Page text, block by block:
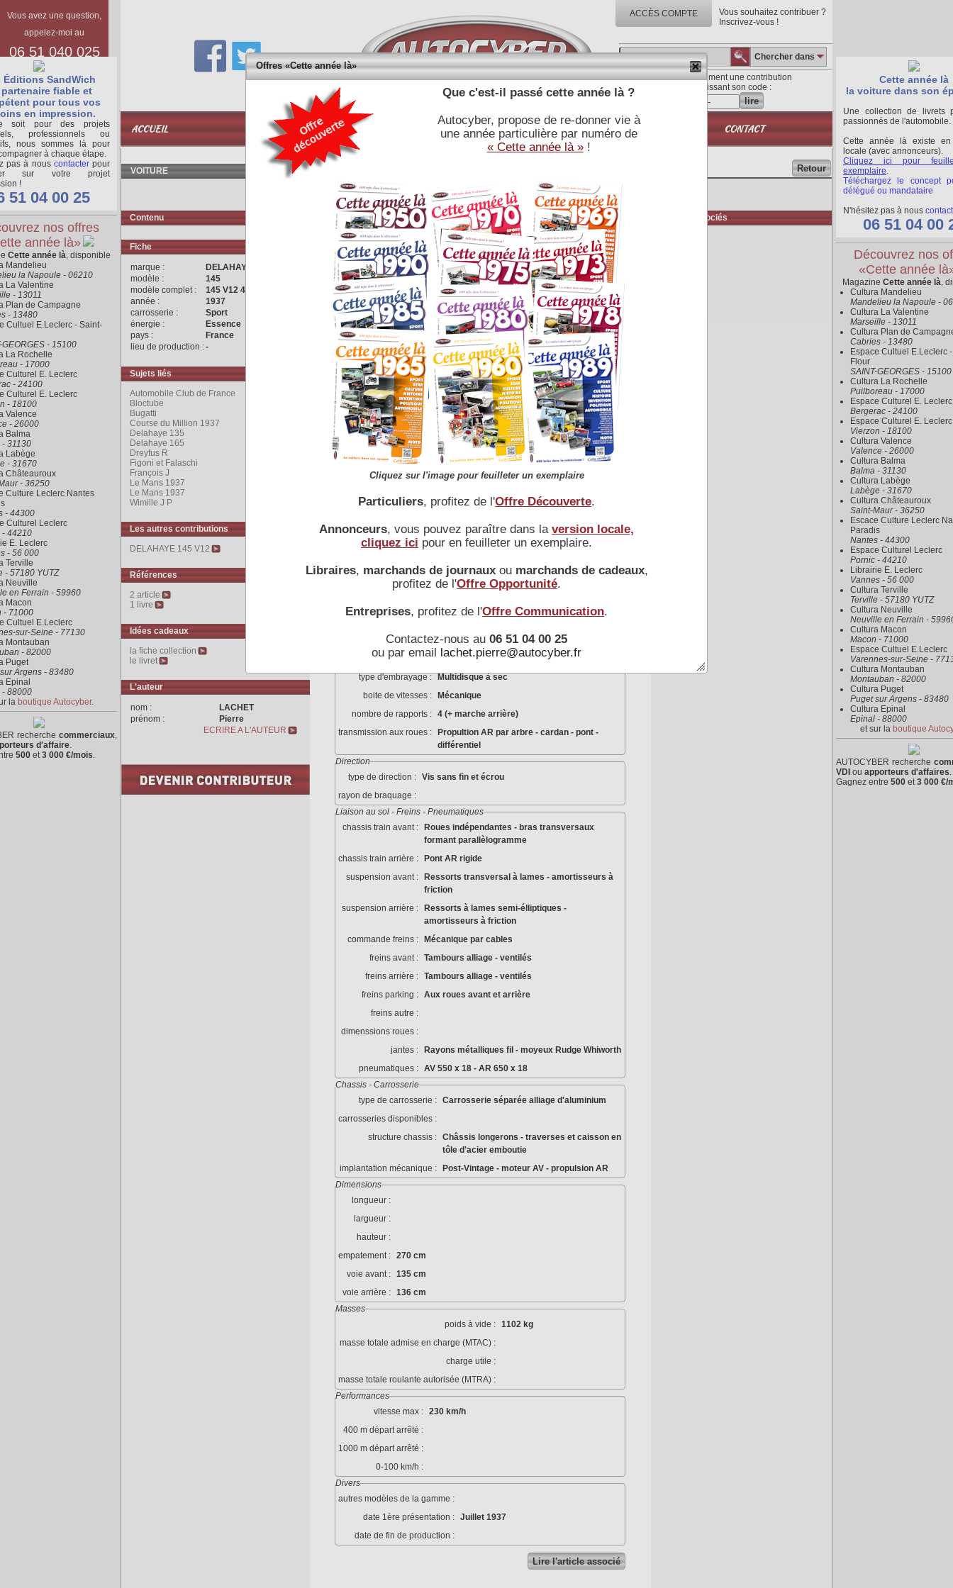
ACCÈS COMPTE
Vous souhaitez contribuer ?
Inscrivez-vous !
Chercher dans
Lisez directement une contribution
en saisissant son code :
lire
ACCUEIL
BASE
DOCUMENTAIRE
RÉFÉRENCES
JOURNALISTIQUES
BOUTIQUE CONTACT
Vous avez une question,
appelez-moi au
06 51 040 025
VOITURE Retour
Contenu
Fiche
marque :
DELAHAYE
modèle :
145
modèle complet :
145 V12 4496 cm3
année :
1937
carrosserie :
Sport
énergie :
Essence
pays :
France
lieu de production :-
Sujets liés
Automobile Club de France
Bloctube
Bugatti
Course du Million 1937
Delahaye 135
Delahaye 165
Dreyfus R
Figoni et Falaschi
François J
Le Mans 1937
Le Mans 1937
Wimille J P
Les autres contributions
DELAHAYE 145 V12
Références
2 article
1 livre
Idées cadeaux
la fiche collection
le livret
L'auteur
nom :
LACHET
prénom :
Pierre
ECRIRE A L'AUTEUR
DELAHAYE 145 V12 4496 cm3 1937 : fiche technique
Lire l'article associé
Moteur
type :
nb cylindres et type :
12 cylindres en V à 60°
position :
Longitudinal AV
cylindrée :
4496 cm3
alésage :
75 x 84,7 mm
rapport volumétrique :
puissance max :
230 ch à 5500 Tr/mn cv
couple max :
puissance fiscale :
23 cv
culasse :
vilbrequin :
7 Paliers monté sur roulement
Stromberg
les admissions et 2 latéraux pour les
échappements - 2 Soupapes en tête par
allumage :
2 Magnétos haute tension Bosch - 2 bougies
par cylindre
refroidissement :
Eau par pompe - ventilateur
équipement électrique :
type d'embrayage :
Multidisque à sec
boite de vitesses :
Mécanique
nombre de rapports : 4 (+ marche arrière)
transmission aux roues :
Propultion AR par arbre - cardan - pont -
différentiel
Direction
type de direction : Vis sans fin et écrou
rayon de braquage :
Liaison au sol - Freins - Pneumatiques
chassis train avant :
Roues indépendantes - bras transversaux
formant parallèlogramme
chassis train arrière :
Pont AR rigide
suspension avant :
Ressorts transversal à lames - amortisseurs à
friction
suspension arrière :
Ressorts à lames semi-élliptiques -
amortisseurs à friction
commande freins :
Mécanique par cables
freins avant : Tambours alliage - ventilés
freins arrière : Tambours alliage - ventilés
freins parking : Aux roues avant et arrière
freins autre :
dimenssions roues :
jantes :
Rayons métalliques fil - moyeux Rudge Whiworth
pneumatiques : AV 550 x 18 - AR 650 x 18
Chassis - Carrosserie
type de carrosserie : Carrosserie séparée alliage d'aluminium
carrosseries disponibles :
structure chassis : Châssis longerons - traverses et caisson en
tôle d'acier emboutie
implantation mécanique :
Post-Vintage - moteur AV - propulsion AR
Dimensions
longueur :
largueur :
hauteur :
empatement : 270 cm
voie avant : 135 cm
voie arrière : 136 cm
Masses
poids à vide : 1102 kg
masse totale admise en charge (MTAC) :
charge utile :
masse totale roulante autorisée (MTRA) :
Performances
vitesse max : 230 km/h
400 m départ arrêté :
1000 m départ arrêté :
0-100 km/h :
Divers
autres modèles de la gamme :
date 1ère présentation : Juillet 1937
date de fin de production :
Lire l'article associé
Médias associés
Éditions SandWich
fiable et
pour tous vos
en impression.
soit pour des projets
professionnels ou
nous sommes là pour
à chaque étape.
pas à nous contacterpour
sur votre projet
!
51 04 00 25
nos offres
année là»
Cette année là, disponible
Mandelieu
la Napoule - 06210
La Valentine
- 13011
Plan de Campagne
- 13480
Cultuel E.Leclerc - Saint-
GEORGES - 15100
La Rochelle
- 17000
Culturel E. Leclerc
- 24100
Culturel E. Leclerc
- 18100
Valence
- 26000
Balma
- 31130
Labège
- 31670
Châteauroux
- 36250
Culture Leclerc Nantes
- 44300
Culturel Leclerc
- 44210
E. Leclerc
- 56 000
Terville
- 57180 YUTZ
Neuville
en Ferrain - 59960
Macon
- 71000
Cultuel E.Leclerc
sur-Seine - 77130
Montauban
- 82000
Puget
Argens - 83480
Epinal
- 88000
la boutique Autocyber.
recherche commerciaux,
d'affaire.
500 et3 000 €/mois.
Cette année là
la voiture dans son
Une collection de livrets
passionnés de l'automobile.
Cette année là existe en
locale (avec annonceurs).
Cliquez ici pour
exemplaire.
Téléchargez le concept
délégué ou mandataire
N'hésitez pas à nous
06 51 04 00
Découvrez nos
«Cette année
Magazine Cette année là,
Cultura Mandelieu
Mandelieu la Napoule -
Cultura La Valentine
Marseille - 13011
Cultura Plan de
Cabries - 13480
Espace Cultuel E.Leclerc
Flour
SAINT-GEORGES - 15100
Cultura La Rochelle
Puilboreau - 17000
Espace Culturel E. Leclerc
Bergerac - 24100
Espace Culturel E. Leclerc
Vierzon - 18100
Cultura Valence
Valence - 26000
Cultura Balma
Balma - 31130
Cultura Labège
Labège - 31670
Cultura Châteauroux
Saint-Maur - 36250
Escace Culture Leclerc
Paradis
Nantes - 44300
Espace Culturel Leclerc
Pornic - 44210
Librairie E. Leclerc
Vannes - 56 000
Cultura Terville
Terville - 57180 YUTZ
Cultura Neuville
Neuville en Ferrain -
Cultura Macon
Macon - 71000
Espace Cultuel E.Leclerc
Varennes-sur-Seine -
Cultura Montauban
Montauban - 82000
Cultura Puget
Puget sur Argens - 83480
Cultura Epinal
Epinal - 88000
et sur la boutique
AUTOCYBER recherche
VDI ou apporteurs d'affaires.
Gagnez entre 500 et3 000 €/
Offres «Cette année là»
Que c'est-il passé cette année là ?
Autocyber, propose de re-donner vie à
une année particulière par numéro de
« Cette année là »!
Cliquez sur l'image pour feuilleter un exemplaire
Particuliers, profitez de l'Offre Découverte.
Annonceurs, vous pouvez paraître dans la version locale,
cliquez ici pour en feuilleter un exemplaire.
Libraires, marchands de journauxou marchands de cadeaux,
profitez de l'Offre Opportunité.
Entreprises, profitez de l'Offre Communication.
Contactez-nous au 06 51 04 00 25
ou par email lachet.pierre@autocyber.fr